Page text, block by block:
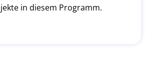
in diesem Programm.